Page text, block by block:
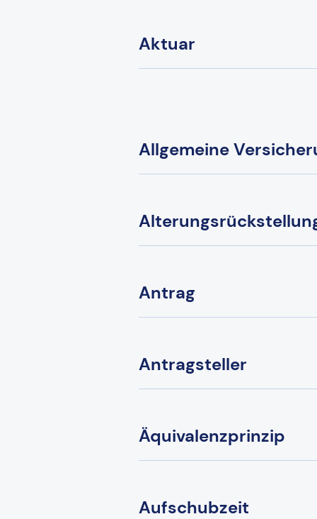
Aktuar
Allgemeine
Antrag
Antragsteller
Äquivalenzprinzip
Aufschubzeit